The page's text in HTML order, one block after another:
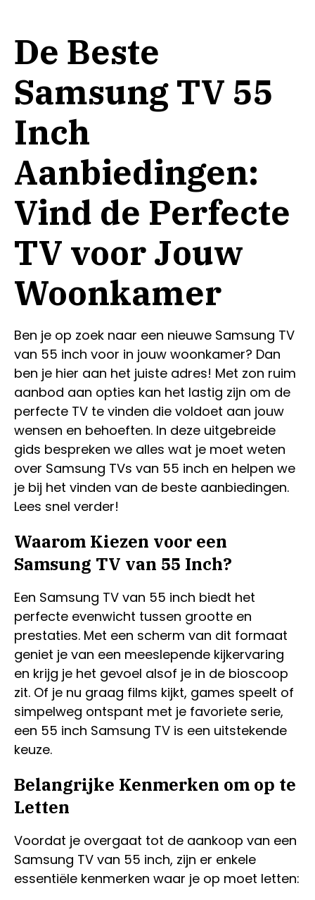
De Beste
Samsung TV 55
Inch
Aanbiedingen:
Vind de Perfecte
TV voor Jouw
Woonkamer
Ben je op zoek naar een nieuwe Samsung TV
van 55 inch voor in jouw woonkamer? Dan
ben je hier aan het juiste adres! Met zon ruim
aanbod aan opties kan het lastig zijn om de
perfecte TV te vinden die voldoet aan jouw
wensen en behoeften. In deze uitgebreide
gids bespreken we alles wat je moet weten
over Samsung TVs van 55 inch en helpen we
je bij het vinden van de beste aanbiedingen.
Lees snel verder!
Waarom Kiezen voor een
Samsung TV van 55 Inch?
Een Samsung TV van 55 inch biedt het
perfecte evenwicht tussen grootte en
prestaties. Met een scherm van dit formaat
geniet je van een meeslepende kijkervaring
en krijg je het gevoel alsof je in de bioscoop
zit. Of je nu graag films kijkt, games speelt of
simpelweg ontspant met je favoriete serie,
een 55 inch Samsung TV is een uitstekende
keuze.
Belangrijke Kenmerken om op te
Letten
Voordat je overgaat tot de aankoop van een
Samsung TV van 55 inch, zijn er enkele
essentiële kenmerken waar je op moet letten: